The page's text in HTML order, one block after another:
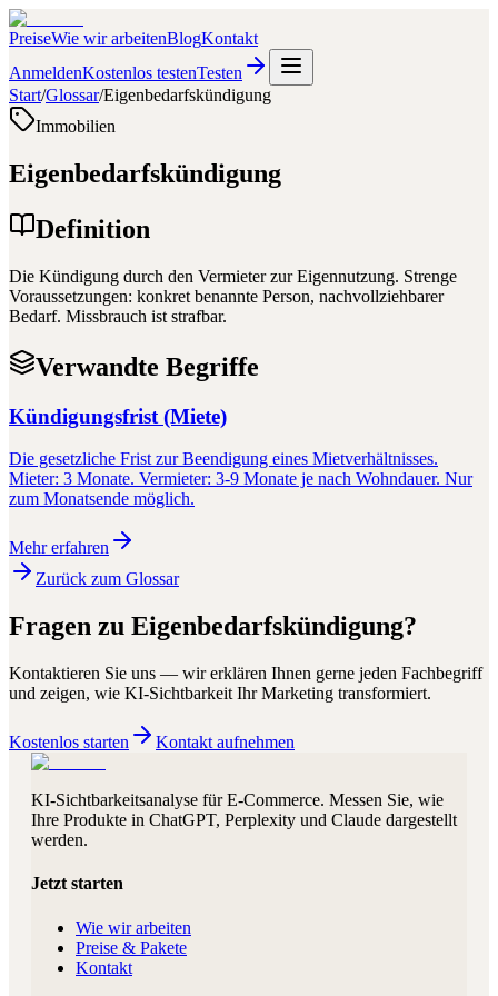
PreiseWie wir arbeitenBlogKontakt
AnmeldenKostenlos testenTesten
Start/Glossar/Eigenbedarfskündigung
Immobilien
Eigenbedarfskündigung
Definition
Die Kündigung durch den Vermieter zur Eigennutzung. Strenge
Voraussetzungen: konkret benannte Person, nachvollziehbarer
Bedarf. Missbrauch ist strafbar.
Verwandte Begriffe
Kündigungsfrist (Miete)
Die gesetzliche Frist zur Beendigung eines Mietverhältnisses.
Mieter: 3 Monate. Vermieter: 3-9 Monate je nach Wohndauer. Nur
zum Monatsende möglich.
Mehr erfahren
Zurück zum Glossar
Fragen zu Eigenbedarfskündigung?
Kontaktieren Sie uns — wir erklären Ihnen gerne jeden Fachbegriff
und zeigen, wie KI-Sichtbarkeit Ihr Marketing transformiert.
Kostenlos starten Kontakt aufnehmen
KI-Sichtbarkeitsanalyse für E-Commerce. Messen Sie, wie
Ihre Produkte in ChatGPT, Perplexity und Claude dargestellt
werden.
Jetzt starten
Wie wir arbeiten
Preise & Pakete
Kontakt